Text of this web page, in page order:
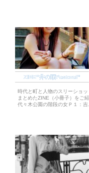
ZINE“井の頭Pastoral”
時代と町と人物のスリーショ
まとめたZINE（小冊子）をご
代々木公園の階段の女Ｐ１：吉